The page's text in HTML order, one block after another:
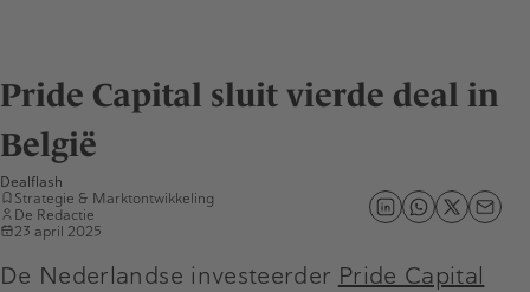
Pride Capital sluit vierde deal in
België
Dealflash
Strategie & Marktontwikkeling
De Redactie
23 april 2025
De Nederlandse investeerder Pride Capital